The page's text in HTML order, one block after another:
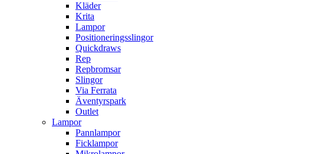
Kläder
Krita
Lampor
Positioneringsslingor
Quickdraws
Rep
Repbromsar
Slingor
Via Ferrata
Äventyrspark
Outlet
Lampor
Pannlampor
Ficklampor